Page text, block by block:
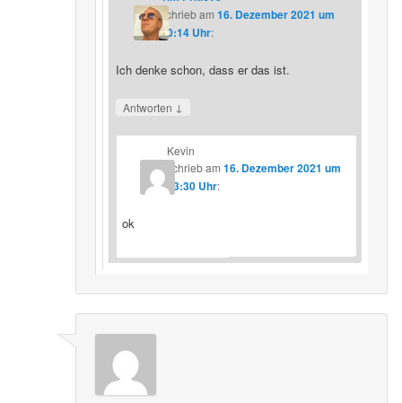
schriebam 16. Dezember 2021 um
20:14 Uhr:
Ich denke schon, dass er das ist.
Antworten ↓
Kevin
schriebam16. Dezember 2021 um
23:30 Uhr:
ok